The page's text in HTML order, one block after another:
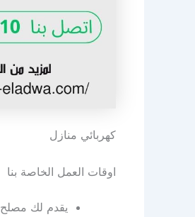
كهربائي منازل
اوقات العمل الخاصة بنا
يقدم لك مصلح